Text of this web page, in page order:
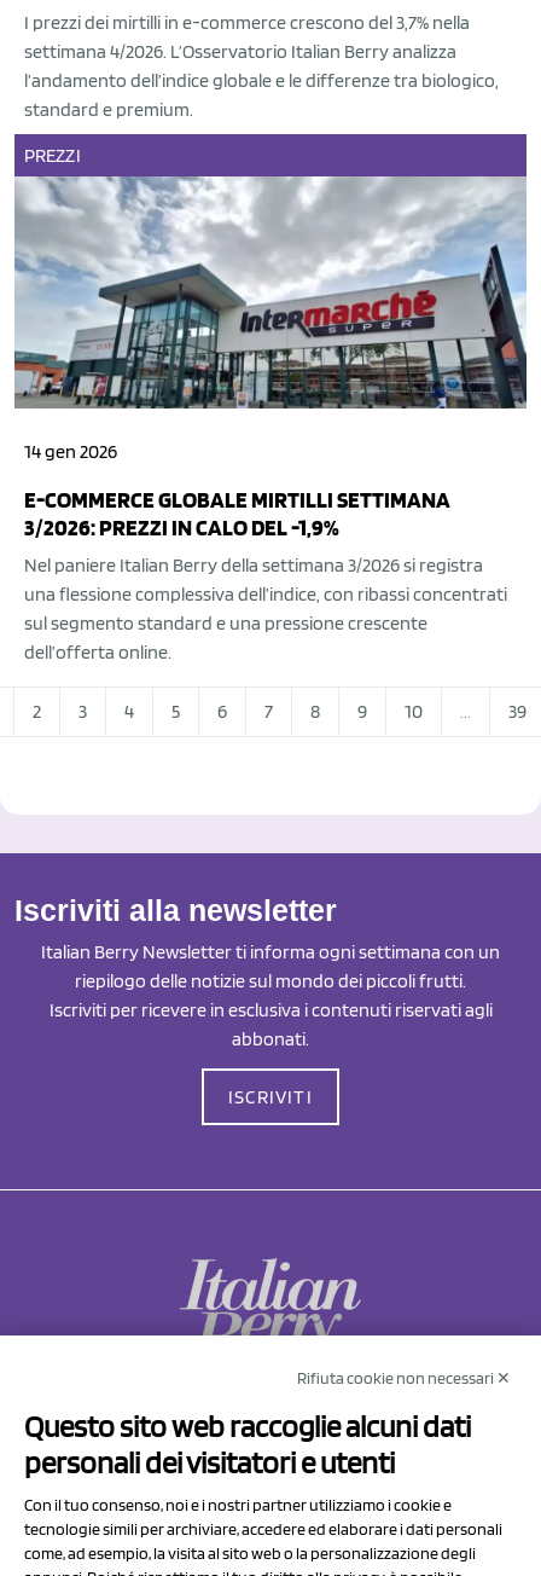
I prezzi dei mirtilli in e-commerce crescono del 3,7% nella
settimana 4/2026. L’Osservatorio Italian Berry analizza
l’andamento dell’indice globale e le differenze tra biologico,
standard e premium.
PREZZI
14 gen 2026
E-COMMERCE GLOBALE MIRTILLI SETTIMANA
3/2026: PREZZI IN CALO DEL -1,9%
Nel paniere Italian Berry della settimana 3/2026 si registra
una flessione complessiva dell’indice, con ribassi concentrati
sul segmento standard e una pressione crescente
dell’offerta online.
2 3 4 5 6 7 8 9 10 ... 39
Iscriviti alla newsletter
Italian Berry Newsletter ti informa ogni settimana con un
riepilogo delle notizie sul mondo dei piccoli frutti.
Iscriviti per ricevere in esclusiva i contenuti riservati agli
abbonati.
ISCRIVITI
Via Prov.le Sassuolo Vignola 315/1
41057 Spilamberto (MO)
P.I/C.F. 01041460369
Rifiuta cookie non necessari ✕
Questo sito web raccoglie alcuni dati
personali dei visitatori e utenti
Con il tuo consenso, noi e i nostri partner utilizziamo i cookie e
tecnologie simili per archiviare, accedere ed elaborare i dati personali
come, ad esempio, la visita al sito web o la personalizzazione degli